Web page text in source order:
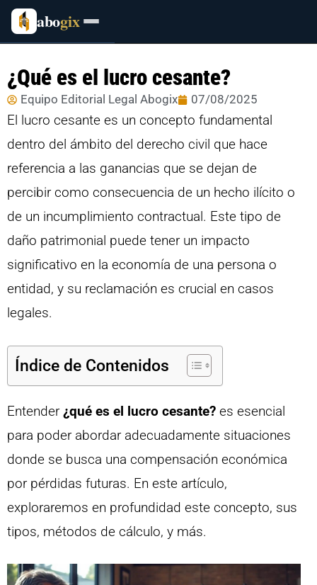
abogix
¿Qué es el lucro cesante?
Equipo Editorial Legal Abogix 07/08/2025
El lucro cesante es un concepto fundamental
dentro del ámbito del derecho civil que hace
referencia a las ganancias que se dejan de
percibir como consecuencia de un hecho ilícito o
de un incumplimiento contractual. Este tipo de
daño patrimonial puede tener un impacto
significativo en la economía de una persona o
entidad, y su reclamación es crucial en casos
legales.
Índice de Contenidos
Entender ¿qué es el lucro cesante? es esencial
para poder abordar adecuadamente situaciones
donde se busca una compensación económica
por pérdidas futuras. En este artículo,
exploraremos en profundidad este concepto, sus
tipos, métodos de cálculo, y más.